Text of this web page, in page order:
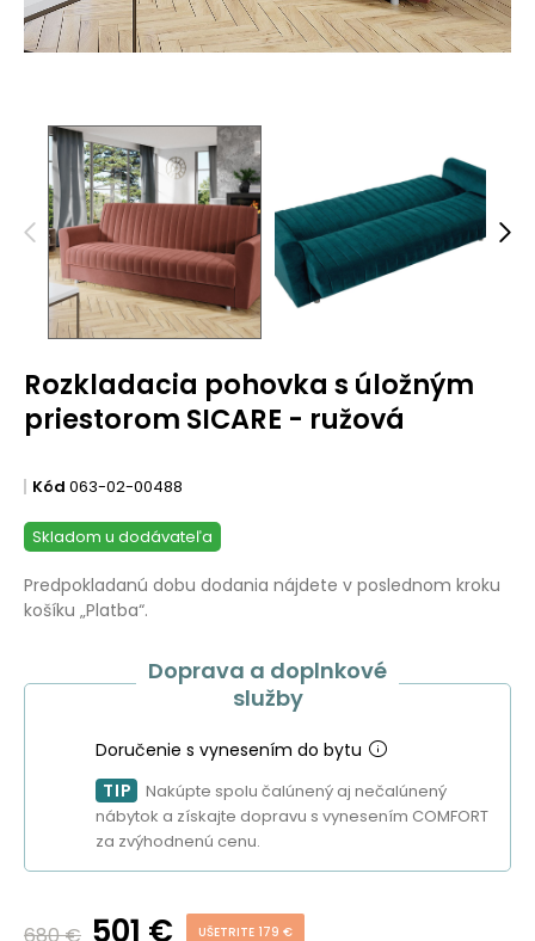
Rozkladacia pohovka s úložným
priestorom SICARE - ružová
Kód 063-02-00488
Skladom u dodávateľa
Predpokladanú dobu dodania nájdete v poslednom kroku
košíku „Platba“.
Doprava a doplnkové
služby
Doručenie s vynesením do bytu
TIP
Nakúpte spolu čalúnený aj nečalúnený
nábytok a získajte dopravu s vynesením COMFORT
za zvýhodnenú cenu.
501 € UŠETRITE 179 €